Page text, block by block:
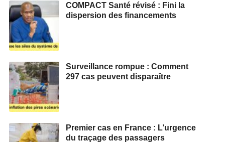
COMPACT Santé révisé : Fini la
dispersion des financements
Surveillance rompue : Comment
297 cas peuvent disparaître
Premier cas en France : L’urgence
du traçage des passagers